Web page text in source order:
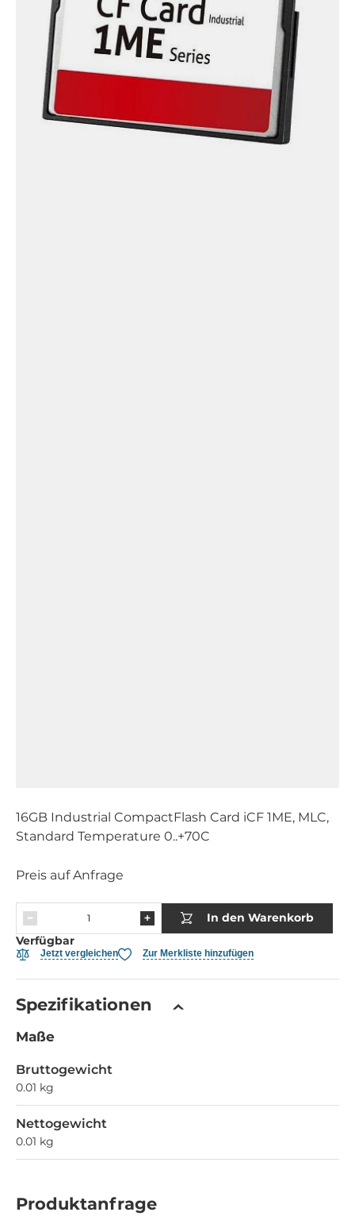
16GB Industrial CompactFlash Card iCF 1ME, MLC,
Standard Temperature 0..+70C
Preis auf Anfrage
In den Warenkorb
Verfügbar
Jetzt vergleichen Zur Merkliste hinzufügen
Spezifikationen
Maße
Bruttogewicht
0.01 kg
Nettogewicht
0.01 kg
Produktanfrage